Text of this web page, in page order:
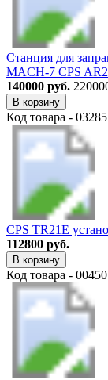
Станция для
MACH-7 CPS
140000 руб.
В корзину
Код товара - 03285
CPS TR21E
112800 руб.
В корзину
Код товара - 00450